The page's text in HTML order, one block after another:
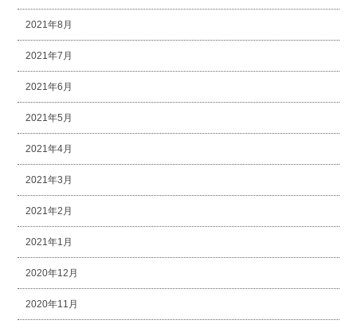
2021年8月
2021年7月
2021年6月
2021年5月
2021年4月
2021年3月
2021年2月
2021年1月
2020年12月
2020年11月